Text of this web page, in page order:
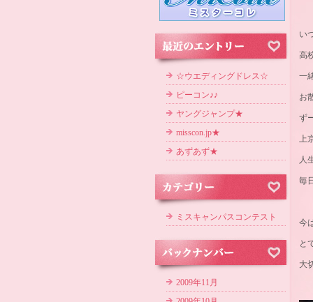
い
高
一
お
ず
上
人
毎
今
と
大
☆ウエディングドレス☆
ピーコン♪♪
ヤングジャンプ★
misscon.jp★
あずあず★
ミスキャンパスコンテスト
2009年11月